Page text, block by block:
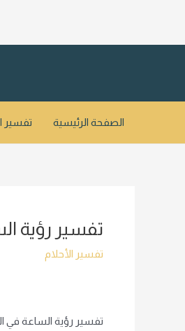
الصفحة الرئيسية تفسير
تفسير رؤية
تفسير الأحلام
تفسير رؤية الساعة في